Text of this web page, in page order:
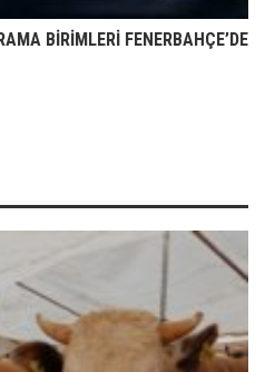
BİRİMLERİ FENERBAHÇE’DE